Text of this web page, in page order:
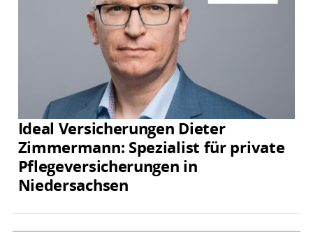
Ideal Versicherungen Dieter
Zimmermann: Spezialist für private
Pflegeversicherungen in
Niedersachsen